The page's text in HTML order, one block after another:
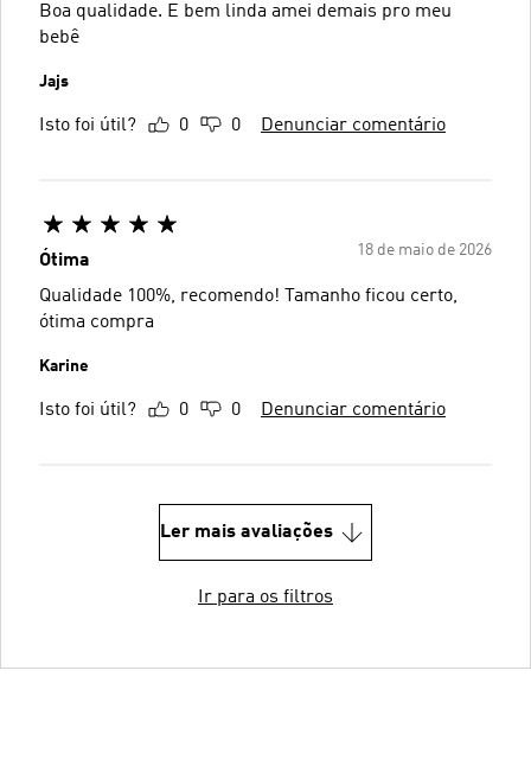
Boa qualidade. E bem linda amei demais pro meu
bebê
Jajs
Isto foi útil? 0 0 Denunciar comentário
18 de maio de 2026
Ótima
Qualidade 100%, recomendo! Tamanho ficou certo,
ótima compra
Karine
Isto foi útil? 0 0 Denunciar comentário
Ler mais avaliações
Ir para os filtros